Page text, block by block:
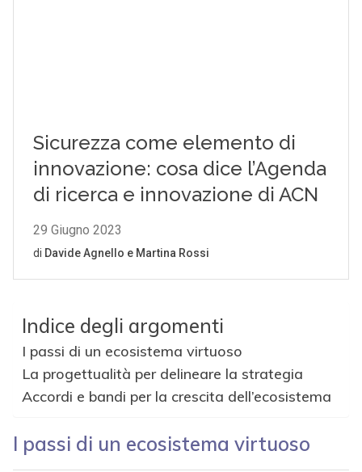
Indice degli argomenti
I passi di un ecosistema virtuoso
La progettualità per delineare la strategia
Accordi e bandi per la crescita dell’ecosistema
I passi di un ecosistema virtuoso